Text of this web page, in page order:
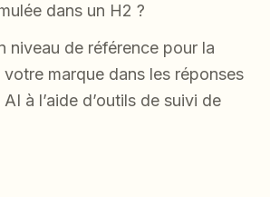
dans un H2 ?
niveau de référence pour la
marque dans les réponses
à l’aide d’outils de suivi de